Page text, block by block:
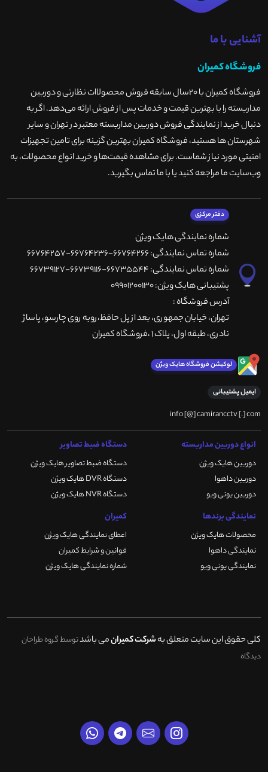
آشنایی با ما
فروشگاه کمیران
فروشگاه کمیران با ۲۰سال سابقه فروش محصولاات نظارتی و دوربین
مداربسته را با بهترین قیمت و خدمات پس از فروش ارائه می‌دهد. اگر به
دنبال خرید از نمایندگی فروش دوربین مداربسته معتبر در تهران و سایر
شهرستان ها هستید، فروشگاه کمیران بهترین گزینه برای تامین تجهیزات
امنیتی مورد نیاز شماست. برای مشاهده قیمت‌ها و خرید انواع محصولات، به
وب‌سایت ما مراجعه کنید یا با ما تماس بگیرید.
دفتر مرکزی
شماره نمایندگی هایک ویژن
شماره تماس نمایندگی: 66764266-66764236-66764257
شماره تماس نمایندگی: 66735544-66739116-66739127
پشتیبانی هایک ویژن: 09901200130
آدرس فروشگاه :
تهران، خيابان جمهوری، بعد از پل حافظ،روبه روی چارسو، پاساژ
نادری، طبقه اول، پلاک 1 ،فروشگاه کمیران
لوکیشن فروشگاه هایک ویژن
ایمیل پشتیبانی
info [@] camirancctv [.] com
انواع دوربین مداربسته
دوربین هایک ویژن
دوربین داهوا
دوربین یونی ویو
دستگاه ضبط تصاویر
دستگاه ضبط تصاویر هایک ویژن
دستگاه DVR هایک ویژن
دستگاه NVR هایک ویژن
نمایندگی برندها
محصولات هایک ویژن
نمایندگی داهوا
نمایندگی یونی ویو
کمیران
اعطای نمایندگی هایک ویژن
قوانین و شرایط کمیران
شماره نمایندگی هایک ویژن
کلی حقوق این سایت متعلق بهشرکت کمیرانمی باشدتوسط گروه طراحان
دیدگاه